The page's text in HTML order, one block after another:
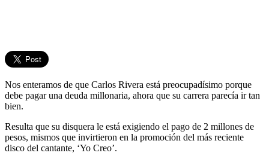
Nos enteramos de que Carlos Rivera está preocupadísimo porque
debe pagar una deuda millonaria, ahora que su carrera parecía ir tan
bien.
Resulta que su disquera le está exigiendo el pago de 2 millones de
pesos, mismos que invirtieron en la promoción del más reciente
disco del cantante, ‘Yo Creo’.